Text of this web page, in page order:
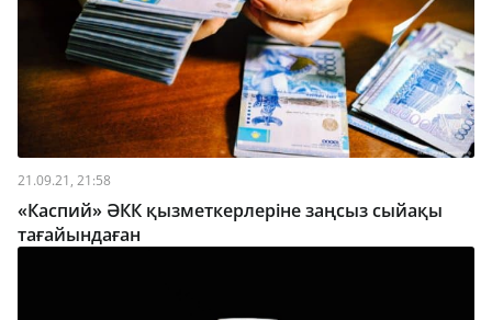
21.09.21, 21:58
«Каспий» ӘКК қызметкерлеріне заңсыз сыйақы
тағайындаған